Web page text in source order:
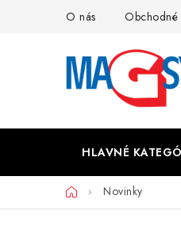
O nás
HLAVNÉ
DomovNovinky